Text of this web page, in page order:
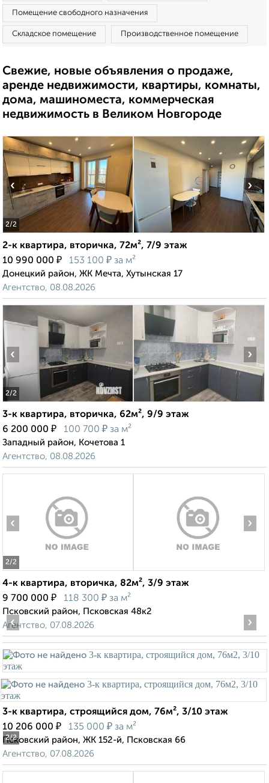
Помещение свободного назначения
Складское помещение Производственное помещение
Свежие, новые объявления о продаже,
аренде недвижимости, квартиры, комнаты,
дома, машиноместа, коммерческая
недвижимость в Великом Новгороде
2/2
‹ ›
2-к квартира, вторичка, 72м², 7/9 этаж
10 990 000 ₽ 153 100 ₽ за м²
Донецкий район, ЖК Мечта, Хутынская 17
Агентство, 08.08.2026
2/2
‹ ›
3-к квартира, вторичка, 62м², 9/9 этаж
6 200 000 ₽ 100 700 ₽ за м²
Западный район, Кочетова 1
Агентство, 08.08.2026
2/2
‹ ›
4-к квартира, вторичка, 82м², 3/9 этаж
9 700 000 ₽ 118 300 ₽ за м²
Псковский район, Псковская 48к2
Агентство, 07.08.2026
2/2
‹ ›
3-к квартира, строящийся дом, 76м², 3/10 этаж
10 206 000 ₽ 135 000 ₽ за м²
Псковский район, ЖК 152-й, Псковская 66
Агентство, 07.08.2026